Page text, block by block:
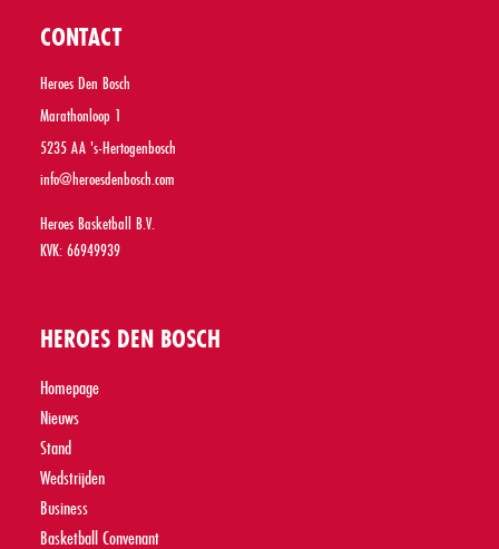
CONTACT
Heroes Den Bosch
Marathonloop 1
5235 AA 's-Hertogenbosch
info@heroesdenbosch.com
Heroes Basketball B.V.
KVK: 66949939
HEROES DEN BOSCH
Homepage
Nieuws
Stand
Wedstrijden
Business
Basketball Convenant